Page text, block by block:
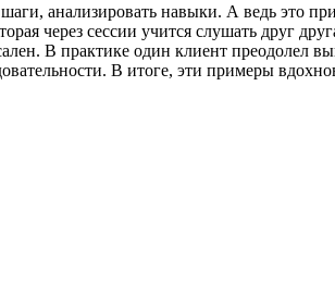
анализировать навыки. А ведь это
через сессии учится слушать друг
В практике один клиент преодолел
В итоге, эти примеры